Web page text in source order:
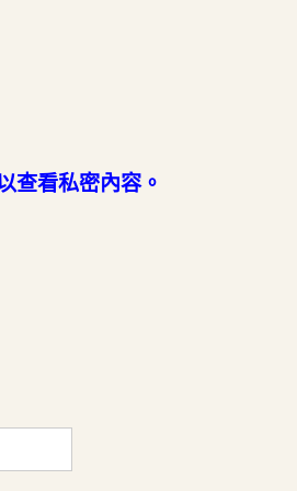
查看私密內容。